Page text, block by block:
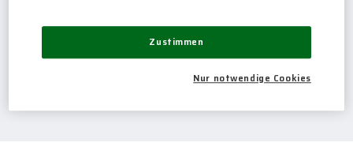
Nächster Schritt
Nur notwendige Cookies
Zustimmen